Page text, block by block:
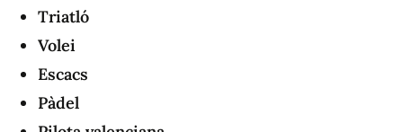
Triatló
Volei
Escacs
Pàdel